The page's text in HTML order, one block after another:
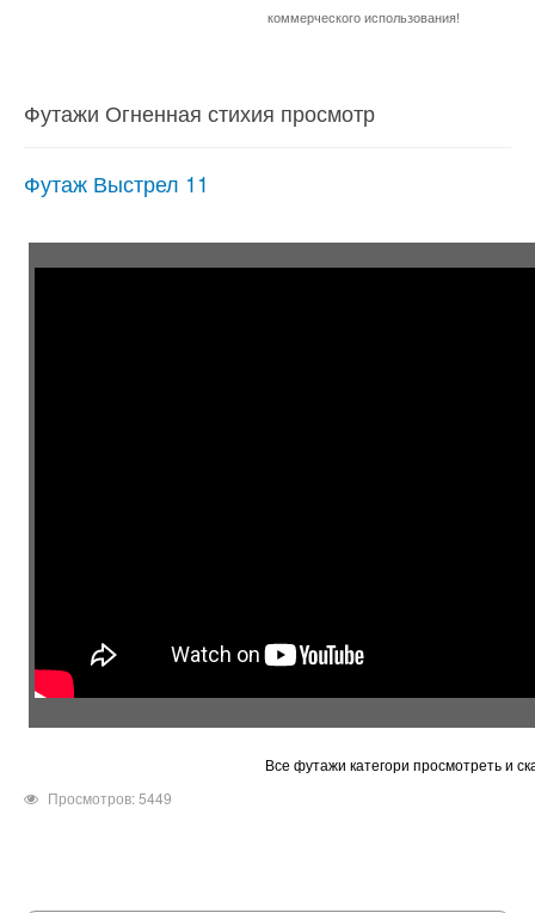
коммерческого использования!
Футажи Огненная стихия просмотр
Футаж Выстрел 11
Все футажи категори просмотреть и
Просмотров: 5449